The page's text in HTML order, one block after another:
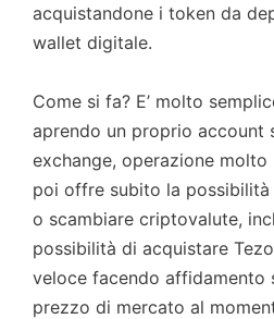
acquistandone i token da
wallet digitale.
Come si fa? E’ molto
aprendo un proprio account
exchange, operazione
poi offre subito la
o scambiare criptovalute,
possibilità di acquistare
veloce facendo affidamento
prezzo di mercato al